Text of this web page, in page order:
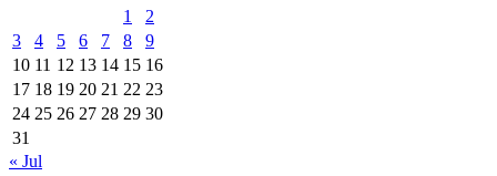
1
2
3
4 5 6 7 8
9
10 11 12 13 14 15 16
17 18 19 20 21 22 23
24 25 26 27 28 29 30
31
« Jul